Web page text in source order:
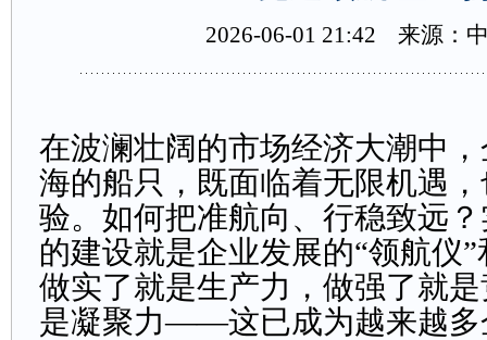
2026-06-0121:42 来源：
在波澜壮阔的市场经济大潮中
海的船只，既面临着无限机遇
验。如何把准航向、行稳致远
的建设就是企业发展的“领航仪
做实了就是生产力，做强了就
是凝聚力——这已成为越来越多